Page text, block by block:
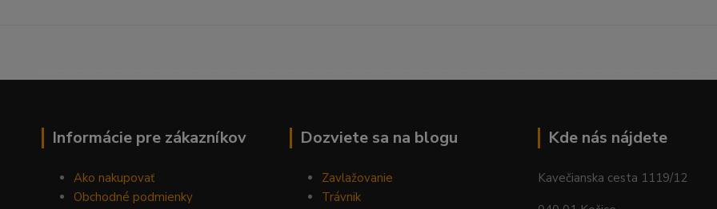
Informácie pre zákazníkov
Ako nakupovať
Obchodné podmienky
Dozviete sa na blogu
Zavlažovanie
Trávnik
Kde nás nájdete
Kavečianska cesta 1119/12